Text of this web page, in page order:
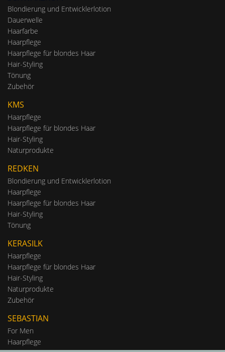
Blondierung und Entwicklerlotion
Dauerwelle
Haarfarbe
Haarpflege
Haarpflege für blondes Haar
Hair-Styling
Tönung
Zubehör
KMS
Haarpflege
Haarpflege für blondes Haar
Hair-Styling
Naturprodukte
REDKEN
Blondierung und Entwicklerlotion
Haarpflege
Haarpflege für blondes Haar
Hair-Styling
Tönung
KERASILK
Haarpflege
Haarpflege für blondes Haar
Hair-Styling
Naturprodukte
Zubehör
SEBASTIAN
For Men
Haarpflege